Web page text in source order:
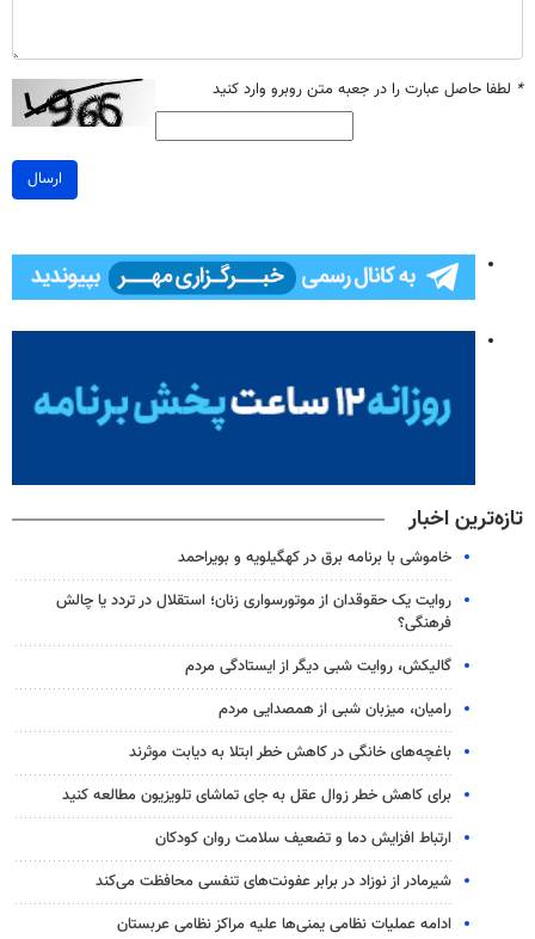
* لطفا حاصل عبارت را در جعبه متن روبرو وارد کنید
ارسال
تازه‌ترین اخبار
خاموشی با برنامه برق در کهگیلویه و بویراحمد
روایت یک حقوقدان از موتورسواری زنان؛ استقلال در تردد یا چالش
فرهنگی؟
گالیکش، روایت شبی دیگر از ایستادگی مردم
رامیان، میزبان شبی از همصدایی مردم
باغچه‌های خانگی در کاهش خطر ابتلا به دیابت موثرند
برای کاهش خطر زوال عقل به جای تماشای تلویزیون مطالعه کنید
ارتباط افزایش دما و تضعیف سلامت روان کودکان
شیرمادر از نوزاد در برابر عفونت‌های تنفسی محافظت می‌کند
ادامه عملیات نظامی یمنی‌ها علیه مراکز نظامی عربستان